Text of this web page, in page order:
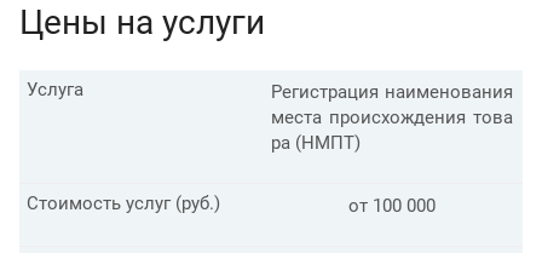
Цены на услуги
Регистрация наименования
места происхождения това
ра (НМПТ)
Услуга
от 100 000
Стоимость услуг (руб.)